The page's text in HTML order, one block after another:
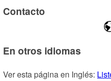
Contacto
En otros idiomas
Ver esta página en Inglés: